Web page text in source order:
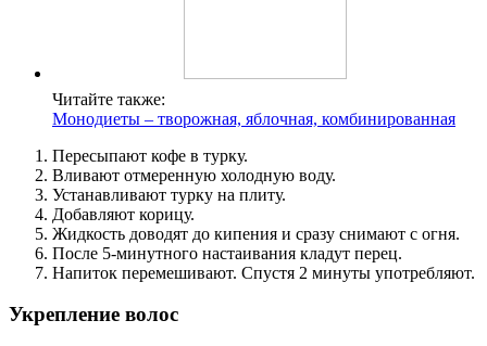
Читайте также:
Монодиеты – творожная, яблочная, комбинированная
Пересыпают кофе в турку.
Вливают отмеренную холодную воду.
Устанавливают турку на плиту.
Добавляют корицу.
Жидкость доводят до кипения и сразу снимают с огня.
После 5-минутного настаивания кладут перец.
Напиток перемешивают. Спустя 2 минуты употребляют.
Укрепление волос